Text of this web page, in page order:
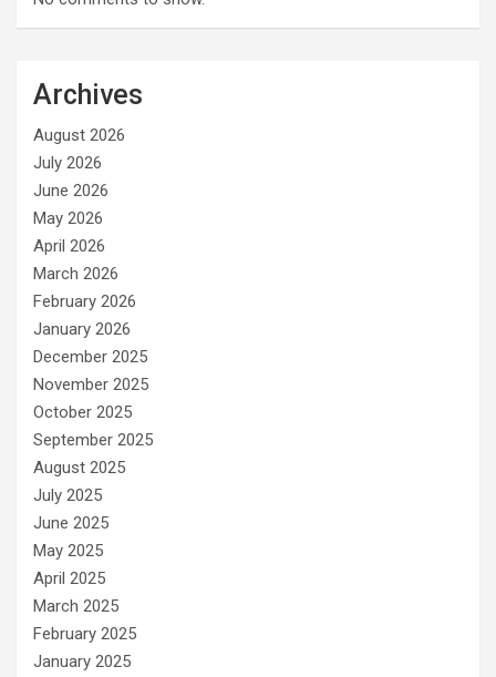
Archives
August 2026
July 2026
June 2026
May 2026
April 2026
March 2026
February 2026
January 2026
December 2025
November 2025
October 2025
September 2025
August 2025
July 2025
June 2025
May 2025
April 2025
March 2025
February 2025
January 2025